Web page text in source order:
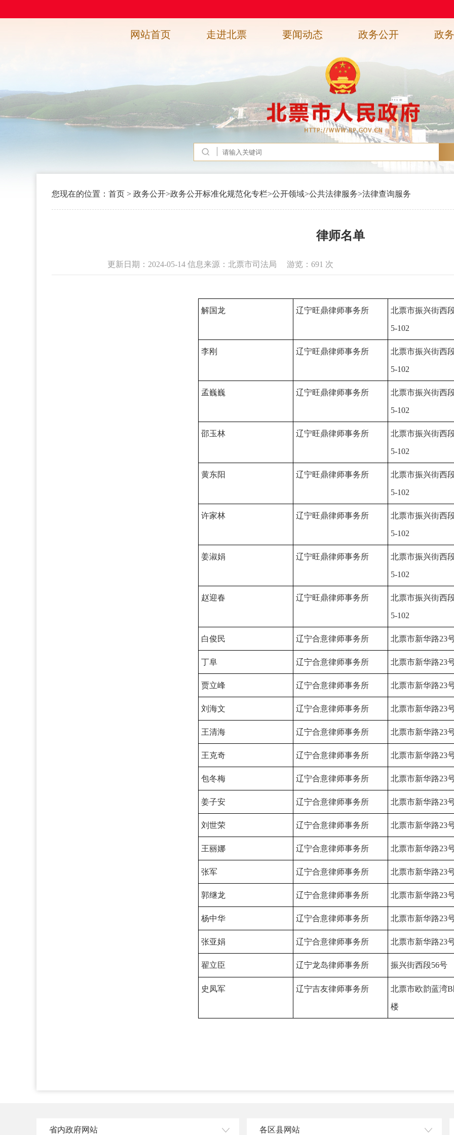
网站首页 走进北票 要闻动态 政务公开 政
您现在的位置： 首页 > 政务公开>政务公开标准化规范化专栏>公开领域>公共法律服务>法律查询服务
律师名单
更新日期：2024-05-14 信息来源：北票市司法局 游览： 691 次
解国龙 辽宁旺鼎律师事务所 北票市振兴街西
5-102
李刚 辽宁旺鼎律师事务所 北票市振兴街西
5-102
孟巍巍 辽宁旺鼎律师事务所 北票市振兴街西
5-102
邵玉林 辽宁旺鼎律师事务所 北票市振兴街西
5-102
黄东阳 辽宁旺鼎律师事务所 北票市振兴街西
5-102
许家林 辽宁旺鼎律师事务所 北票市振兴街西
5-102
姜淑娟 辽宁旺鼎律师事务所 北票市振兴街西
5-102
赵迎春 辽宁旺鼎律师事务所 北票市振兴街西
5-102
白俊民 辽宁合意律师事务所 北票市新华路23
丁阜 辽宁合意律师事务所 北票市新华路23
贾立峰 辽宁合意律师事务所 北票市新华路23
刘海文 辽宁合意律师事务所 北票市新华路23
王清海 辽宁合意律师事务所 北票市新华路23
王克奇 辽宁合意律师事务所 北票市新华路23
包冬梅 辽宁合意律师事务所 北票市新华路23
姜子安 辽宁合意律师事务所 北票市新华路23
刘世荣 辽宁合意律师事务所 北票市新华路23
王丽娜 辽宁合意律师事务所 北票市新华路23
张军 辽宁合意律师事务所 北票市新华路23
郭继龙 辽宁合意律师事务所 北票市新华路23
杨中华 辽宁合意律师事务所 北票市新华路23
张亚娟 辽宁合意律师事务所 北票市新华路23
翟立臣 辽宁龙岛律师事务所 振兴街西段56号
史凤军 辽宁吉友律师事务所 北票市欧韵蓝湾
楼
省内政府网站 各区县网站